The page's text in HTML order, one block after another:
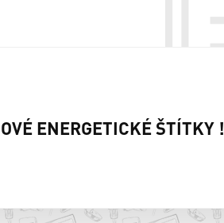
ENERGETICKÉ ŠTÍTKY !